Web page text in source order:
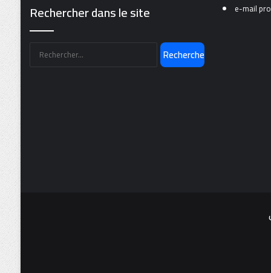
Rechercher dans le site
e-mail